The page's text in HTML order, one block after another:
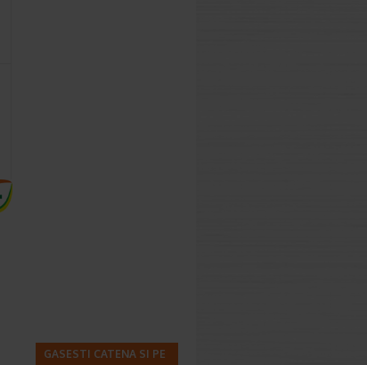
GASESTI CATENA SI PE